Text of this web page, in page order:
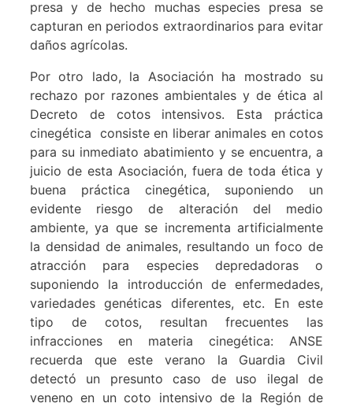
presa y de hecho muchas especies presa se
capturan en periodos extraordinarios para evitar
daños agrícolas.
Por otro lado, la Asociación ha mostrado su
rechazo por razones ambientales y de ética al
Decreto de cotos intensivos. Esta práctica
cinegética consiste en liberar animales en cotos
para su inmediato abatimiento y se encuentra, a
juicio de esta Asociación, fuera de toda ética y
buena práctica cinegética, suponiendo un
evidente riesgo de alteración del medio
ambiente, ya que se incrementa artificialmente
la densidad de animales, resultando un foco de
atracción para especies depredadoras o
suponiendo la introducción de enfermedades,
variedades genéticas diferentes, etc. En este
tipo de cotos, resultan frecuentes las
infracciones en materia cinegética: ANSE
recuerda que este verano la Guardia Civil
detectó un presunto caso de uso ilegal de
veneno en un coto intensivo de la Región de